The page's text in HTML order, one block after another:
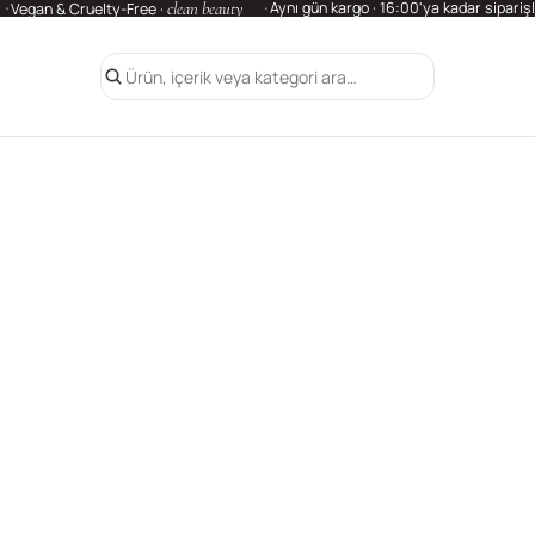
Vegan & Cruelty-Free · clean beauty Aynı gün kargo · 16:00'ya kadar
Ürün, içerik veya kategori ara…